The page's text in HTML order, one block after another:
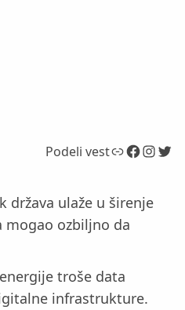
Podeli vestLink Facebook InstagramTwitter
država ulaže u širenje
mogao ozbiljno da
troše data
infrastrukture.